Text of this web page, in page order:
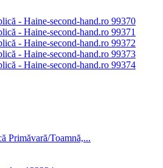
Primăvară/Toamnă,...